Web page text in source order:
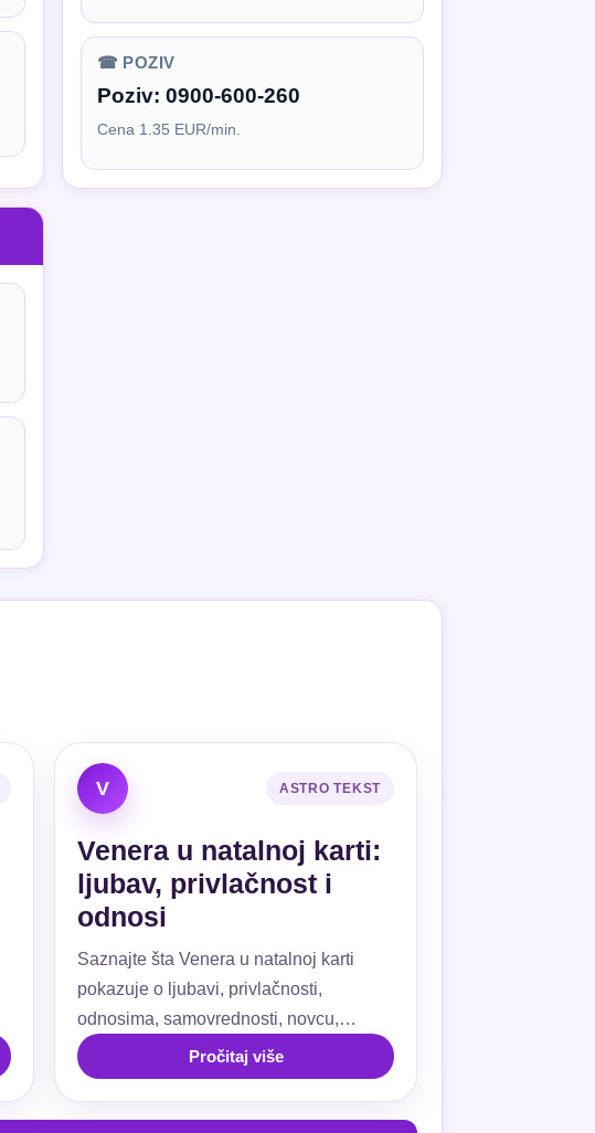
☎ POZIV
Poziv: 0900-600-260
Cena 1.35 EUR/min.
V ASTRO TEKST
Venera u natalnoj karti:
ljubav, privlačnost i
odnosi
Saznajte šta Venera u natalnoj karti
pokazuje o ljubavi, privlačnosti,
odnosima, samovrednosti, novcu,
uživanju, kućama i aspektima.
Pročitaj više